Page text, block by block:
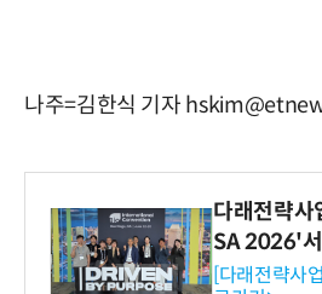
나주=김한식 기자
다래전략사
SA 2026'
와의 비즈
[다래전략사